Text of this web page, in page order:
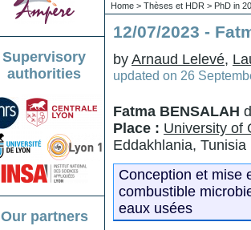
Supervisory
authorities
Our partners
Home > Thèses et HDR > PhD in
12/07/2023 -
by Arnaud Lelevé,
updated on 26
Fatma BENSALAH
Place : University of
Eddakhlania, Tunisia
Conception et mise
combustible
eaux usées